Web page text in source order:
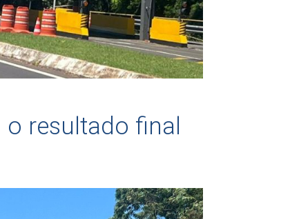
resultado final